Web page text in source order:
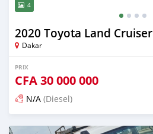
4
2020 Toyota Land Cruiser
Dakar
PRIX
CFA30 000 000
N/A (Diesel)
Publié il y a 6 mois